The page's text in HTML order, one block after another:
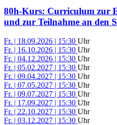
80h-Kurs: Curriculum zur
und zur Teilnahme an den
Fr. | 18.09.2026 | 15:30 Uhr
Fr. | 16.10.2026 | 15:30 Uhr
Fr. | 04.12.2026 | 15:30 Uhr
Fr. | 05.02.2027 | 15:30 Uhr
Fr. | 09.04.2027 | 15:30 Uhr
Fr. | 07.05.2027 | 15:30 Uhr
Fr. | 09.07.2027 | 15:30 Uhr
Fr. | 17.09.2027 | 15:30 Uhr
Fr. | 22.10.2027 | 15:30 Uhr
Fr. | 03.12.2027 | 15:30 Uhr